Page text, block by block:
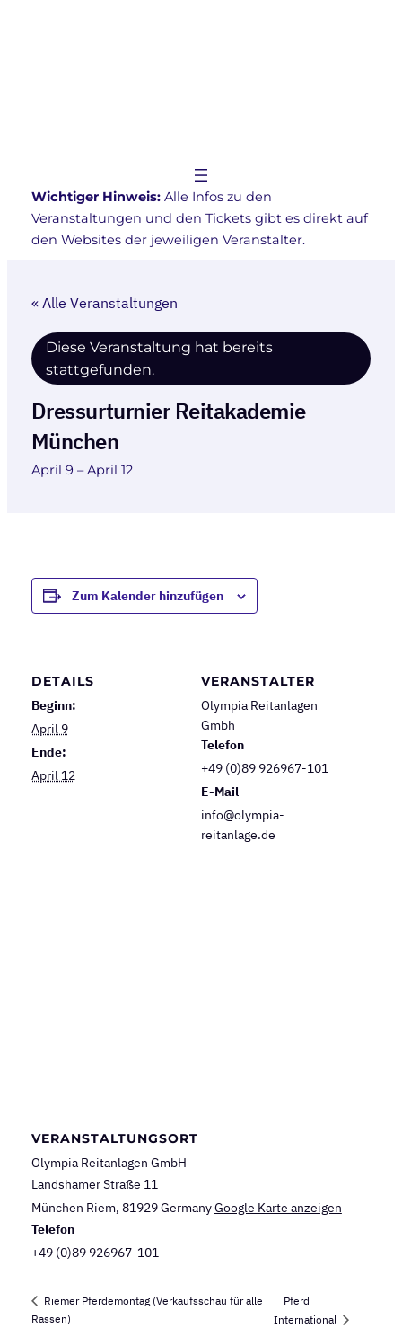
Wichtiger Hinweis:Alle Infos zu den
Veranstaltungen und den Tickets gibt es direkt auf
den Websites der jeweiligen Veranstalter.
« Alle Veranstaltungen
Diese Veranstaltung hat bereits
stattgefunden.
Dressurturnier Reitakademie
München
April 9 –April 12
Zum Kalender hinzufügen
DETAILS
Beginn:
April 9
Ende:
April 12
VERANSTALTER
Olympia Reitanlagen
Gmbh
Telefon
+49 (0)89 926967-101
E-Mail
info@olympia-
reitanlage.de
VERANSTALTUNGSORT
Olympia Reitanlagen GmbH
Landshamer Straße 11
München Riem, 81929GermanyGoogle Karte anzeigen
Telefon
+49 (0)89 926967-101
Riemer Pferdemontag (Verkaufsschau für alle
Rassen)
Pferd
International